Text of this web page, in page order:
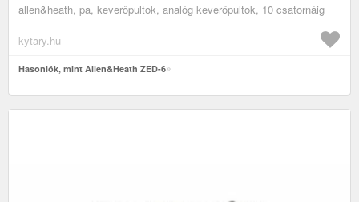
allen&heath, pa, keverőpultok, analóg keverőpultok, 10 csatornáig
kytary.hu
Hasonlók, mint Allen&Heath ZED-6